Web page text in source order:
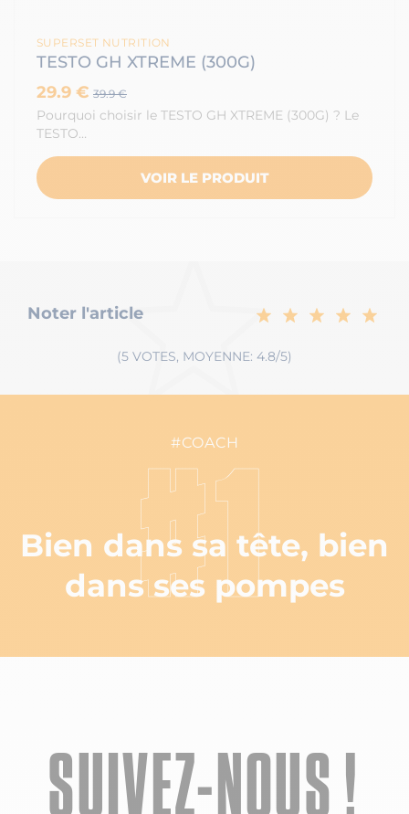
SUPERSET NUTRITION
TESTO GH XTREME (300G)
29.9 € 39.9 €
Pourquoi choisir le TESTO GH XTREME (300G) ? Le
TESTO…
VOIR LE PRODUIT
Noter l'article
(5 VOTES, MOYENNE: 4.8/5)
#COACH
#1
Bien dans sa tête, bien
dans ses pompes
SUIVEZ-NOUS !